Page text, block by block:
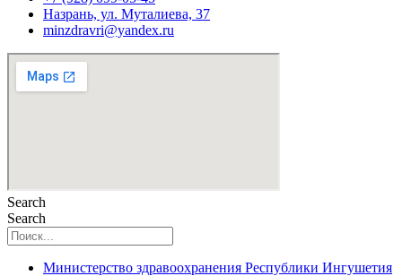
Назрань, ул. Муталиева, 37
minzdravri@yandex.ru
Search
Search
Министерство здравоохранения Республики Ингушетия